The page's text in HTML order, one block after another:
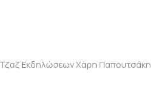
Εκδηλώσεων Χάρη Παπουτσάκη